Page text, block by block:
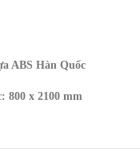
ABS Hàn Quốc
800 x 2100 mm